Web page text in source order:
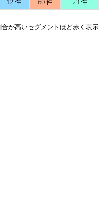
12 件 60 件 23 件
が高いセグメントほど赤く表示